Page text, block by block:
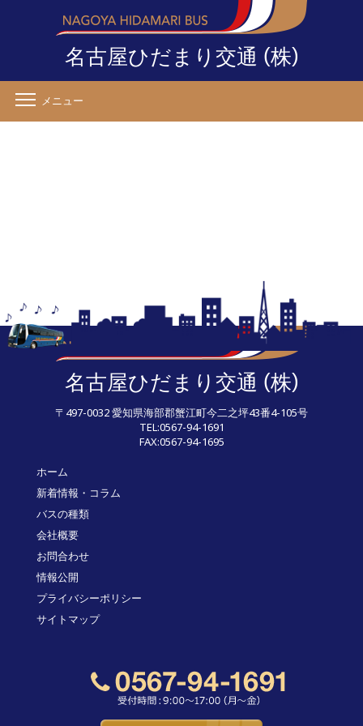
名古屋ひだまり交通 (株)
メニュー
名古屋ひだまり交通 (株)
〒497-0032 愛知県海部郡蟹江町今二之坪43番4-105号
TEL:0567-94-1691
FAX:0567-94-1695
ホーム
新着情報・コラム
バスの種類
会社概要
お問合わせ
情報公開
プライバシーポリシー
サイトマップ